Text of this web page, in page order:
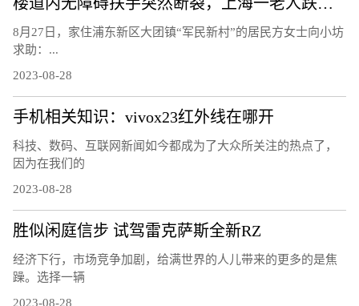
8月27日，家住浦东新区大团镇“军民新村”的居民方女士向小坊
求助：...
2023-08-28
手机相关知识：vivox23红外线在哪开
科技、数码、互联网新闻如今都成为了大众所关注的热点了，
因为在我们的
2023-08-28
胜似闲庭信步 试驾雷克萨斯全新RZ
经济下行，市场竞争加剧，给满世界的人儿带来的更多的是焦
躁。选择一辆
2023-08-28